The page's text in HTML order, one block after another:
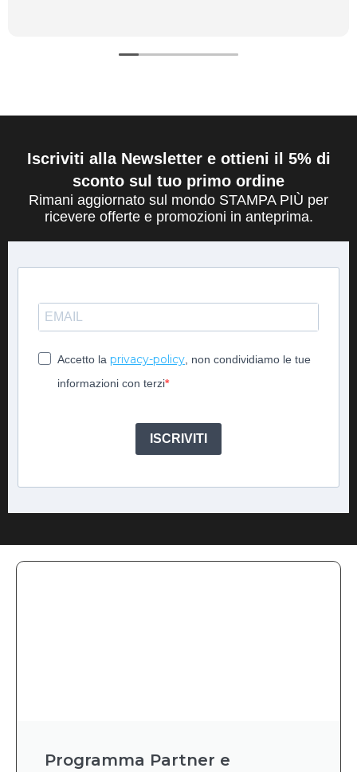
Iscriviti alla Newsletter e ottieni il 5% di
sconto sul tuo primo ordine
Rimani aggiornato sul mondo STAMPA PIÙ per
ricevere offerte e promozioni in anteprima.
Accetto la privacy-policy , non condividiamo le tue
informazioni con terzi
ISCRIVITI
Programma Partner e